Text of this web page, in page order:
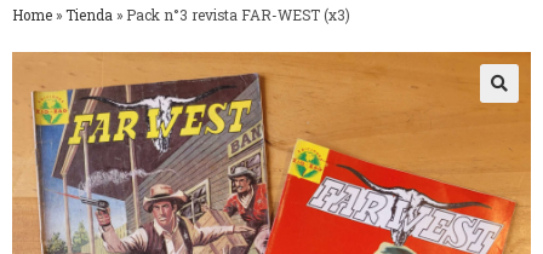
Home » Tienda » Pack n°3 revista FAR-WEST (x3)